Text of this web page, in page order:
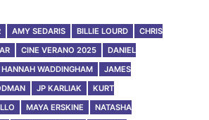
AMY SEDARIS BILLIE LOURD
CHRIS
CINE VERANO 2025
DANIEL
HANNAH WADDINGHAM
JAMES
JP KARLIAK
KURT
MAYA ERSKINE
NATASHA